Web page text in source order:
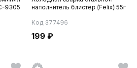
9305
наполнитель блистер (Felix) 55г
Код 377496
199 ₽